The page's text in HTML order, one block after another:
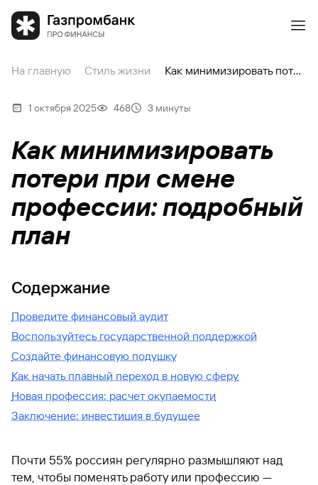
На главную Стиль жизни Как минимизировать потери при смене профессии: подробный план
1 октября 2025 468 3 минуты
Как минимизировать
потери при смене
профессии: подробный
план
Содержание
Проведите финансовый аудит
Воспользуйтесь государственной поддержкой
Создайте финансовую подушку
Как начать плавный переход в новую сферу
Новая профессия: расчет окупаемости
Заключение: инвестиция в будущее
Почти 55% россиян регулярно размышляют над
тем, чтобы поменять работу или профессию —